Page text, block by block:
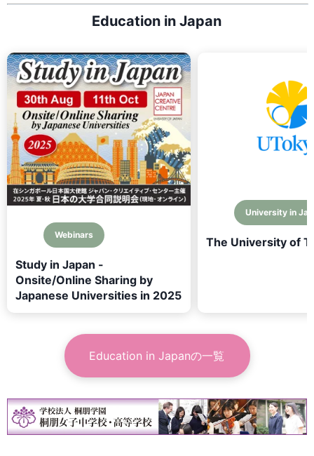
Education in Japan
Webinars
Study in Japan -
Onsite/Online Sharing by
Japanese Universities in 2025
University in
The University of
Education in Japanの一覧